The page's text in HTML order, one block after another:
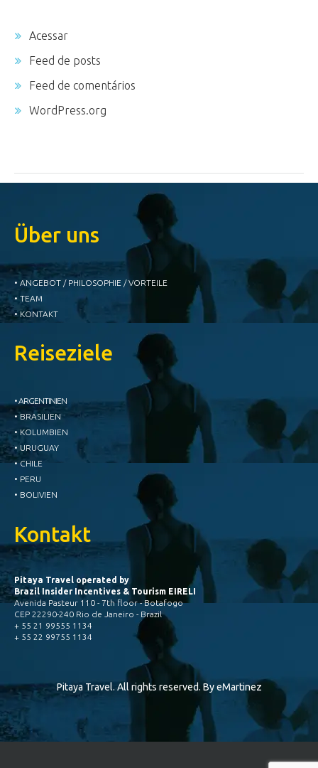
Acessar
Feed de posts
Feed de comentários
WordPress.org
Über uns
• ANGEBOT / PHILOSOPHIE / VORTEILE
• TEAM
• KONTAKT
Reiseziele
• ARGENTINIEN
• BRASILIEN
• KOLUMBIEN
• URUGUAY
• CHILE
• PERU
• BOLIVIEN
Kontakt
Pitaya Travel operated by
Brazil Insider Incentives & Tourism EIRELI
Avenida Pasteur 110 - 7th floor - Botafogo
CEP 22290-240 Rio de Janeiro - Brazil
+ 55 21 99555 1134
+ 55 22 99755 1134
Pitaya Travel. All rights reserved. ByeMartinez